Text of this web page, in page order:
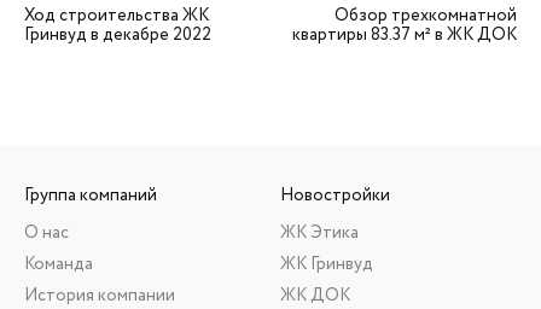
Ход строительства ЖК
Гринвуд в декабре 2022
Обзор трехкомнатной
квартиры 83.37 м² в ЖК ДОК
Группа компаний
О нас
Команда
История компании
Новостройки
ЖК Этика
ЖК Гринвуд
ЖК ДОК